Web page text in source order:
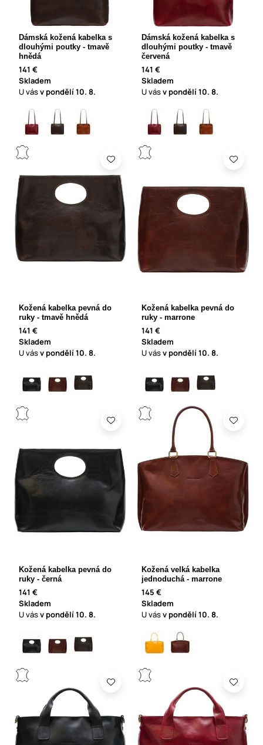
Dámská kožená kabelka s
dlouhými poutky - tmavě
hnědá
141 €
Skladem
U vásv pondělí10. 8.
Dámská kožená kabelka s
dlouhými poutky - tmavě
červená
141 €
Skladem
U vásv pondělí10. 8.
Kožená kabelka pevná do
ruky - tmavě hnědá
141 €
Skladem
U vásv pondělí10. 8.
Kožená kabelka pevná do
ruky - marrone
141 €
Skladem
U vásv pondělí10. 8.
Kožená kabelka pevná do
ruky - černá
141 €
Skladem
U vásv pondělí10. 8.
Kožená velká kabelka
jednoduchá - marrone
145 €
Skladem
U vásv pondělí10. 8.